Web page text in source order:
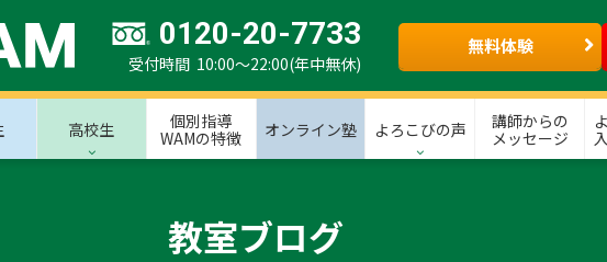
0120-20-7733
受付時間 10:00～22:00(年中無休)
無料体験
高校生
個別指導
WAMの特徴
オンライン塾 よろこびの声
講師からの
メッセージ
教室ブログ